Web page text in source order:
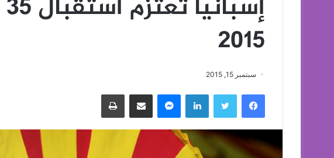
2015‎
سبتمبر 15, 2015
فيسبوك تويتر لينكدإن ماسنجر مشاركة عبر البريد طباعة